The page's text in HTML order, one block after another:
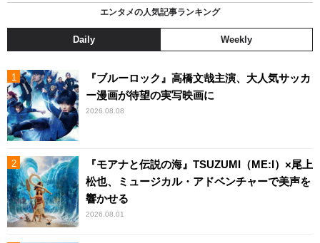
エンタメの人気記事ランキング
Daily Weekly
『ブルーロック』高橋文哉主演、大人気サッカ
ー漫画が待望の実写映画に
2026.08.08
『モアナと伝説の海』TSUZUMI（ME:I）×尾上
松也、ミュージカル・アドベンチャーで美声を
響かせる
2026.08.01